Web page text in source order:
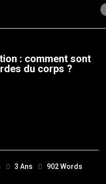
: comment sont
du corps ?
3 Ans
902 Words